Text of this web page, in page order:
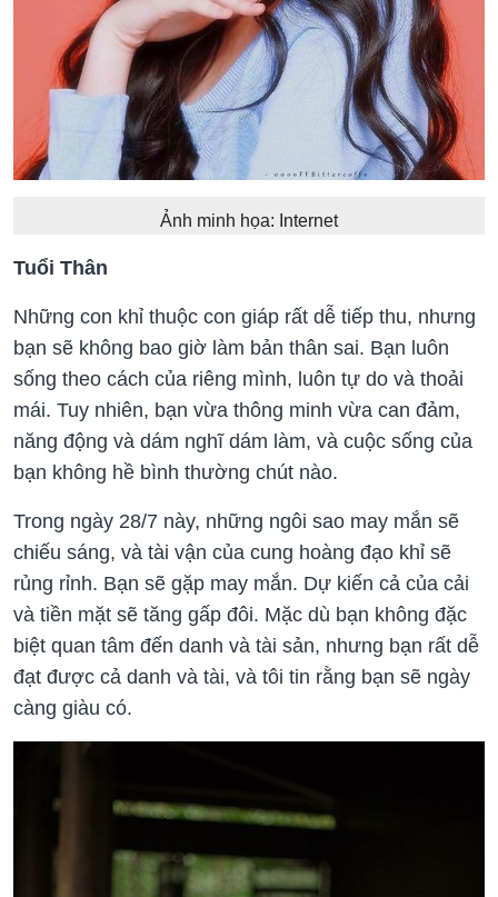
Ảnh minh họa: Internet
Tuổi Thân
Những con khỉ thuộc con giáp rất dễ tiếp thu, nhưng
bạn sẽ không bao giờ làm bản thân sai. Bạn luôn
sống theo cách của riêng mình, luôn tự do và thoải
mái. Tuy nhiên, bạn vừa thông minh vừa can đảm,
năng động và dám nghĩ dám làm, và cuộc sống của
bạn không hề bình thường chút nào.
Trong ngày 28/7 này, những ngôi sao may mắn sẽ
chiếu sáng, và tài vận của cung hoàng đạo khỉ sẽ
rủng rỉnh. Bạn sẽ gặp may mắn. Dự kiến cả của cải
và tiền mặt sẽ tăng gấp đôi. Mặc dù bạn không đặc
biệt quan tâm đến danh và tài sản, nhưng bạn rất dễ
đạt được cả danh và tài, và tôi tin rằng bạn sẽ ngày
càng giàu có.